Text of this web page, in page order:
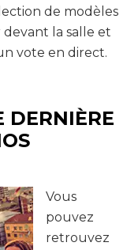
de modèles
la salle et
vote en direct.
DERNIÈRE
Vous
pouvez
retrouvez